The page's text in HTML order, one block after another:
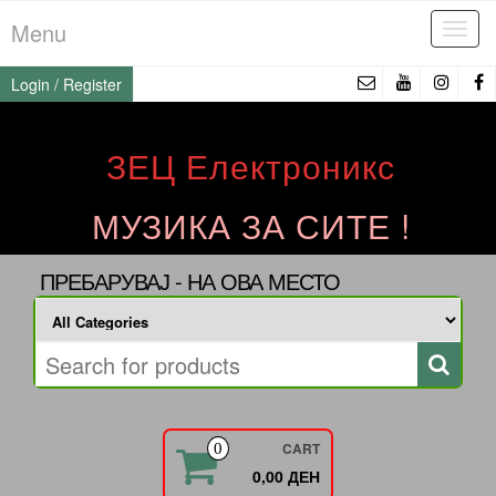
to
the
content
Menu
Login / Register
ЗЕЦ Електроникс
МУЗИКА ЗА СИТЕ !
ПРЕБАРУВАЈ - НА ОВА МЕСТО
0 CART
0,00 ДЕН